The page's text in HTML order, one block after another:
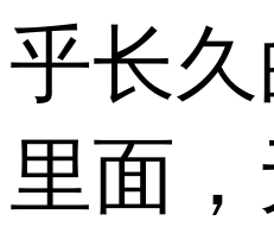
乎长
里面